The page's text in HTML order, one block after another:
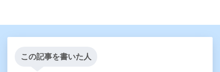
この記事を書いた人